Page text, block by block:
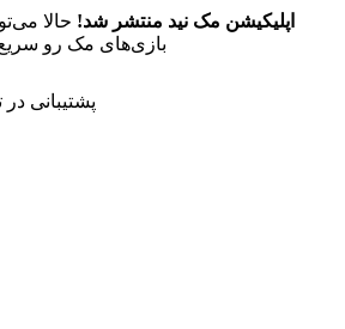
اپلیکیشن مک نید منتشر شد! حالا
بازی‌های مک رو
پشتیبانی در